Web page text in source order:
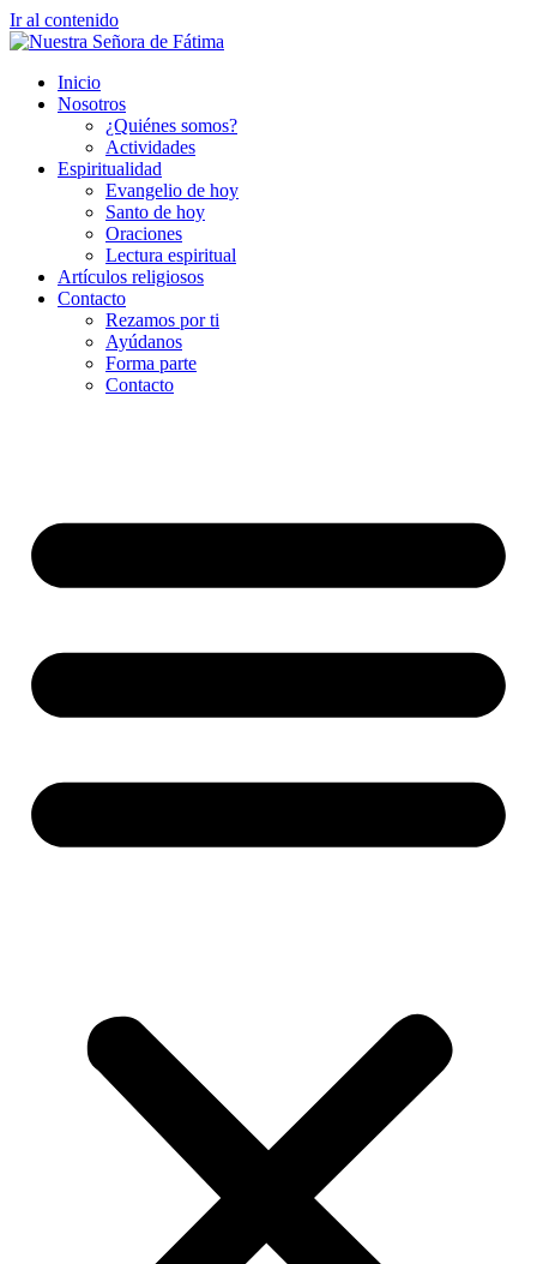
Ir al contenido
Inicio
Nosotros
¿Quiénes somos?
Actividades
Espiritualidad
Evangelio de hoy
Santo de hoy
Oraciones
Lectura espiritual
Artículos religiosos
Contacto
Rezamos por ti
Ayúdanos
Forma parte
Contacto